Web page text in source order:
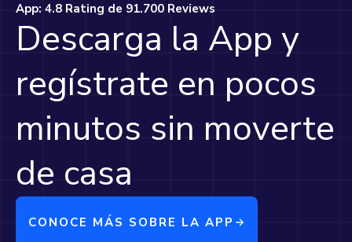
App: 4.8 Rating de 91.700 Reviews
Descarga la App y
regístrate en pocos
minutos sin moverte
de casa
CONOCE MÁS SOBRE LA APP